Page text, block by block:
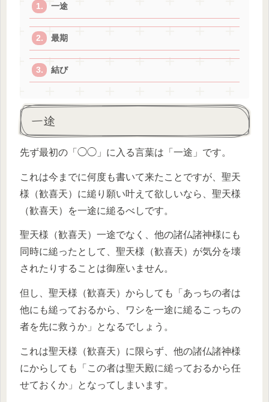
一途
最期
結び
一途
先ず最初の「◯◯」に入る言葉は「一途」です。
これは今までに何度も書いて来たことですが、聖天
様（歓喜天）に縋り願い叶えて欲しいなら、聖天様
（歓喜天）を一途に縋るべしです。
聖天様（歓喜天）一途でなく、他の諸仏諸神様にも
同時に縋ったとして、聖天様（歓喜天）が気分を壊
されたりすることは御座いません。
但し、聖天様（歓喜天）からしても「あっちの者は
他にも縋っておるから、ワシを一途に縋るこっちの
者を先に救うか」となるでしょう。
これは聖天様（歓喜天）に限らず、他の諸仏諸神様
にからしても「この者は聖天殿に縋っておるから任
せておくか」となってしまいます。